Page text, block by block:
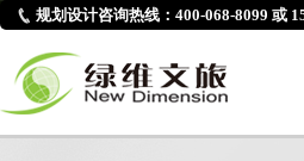
规划设计咨询热线：400-068-8099 或